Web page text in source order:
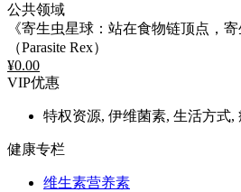
公共领域
《寄生虫星球：站在食物链顶点，寄
（Parasite Rex）
¥0.00
VIP优惠
特权资源, 伊维菌素, 生活方式,
健康专栏
维生素营养素